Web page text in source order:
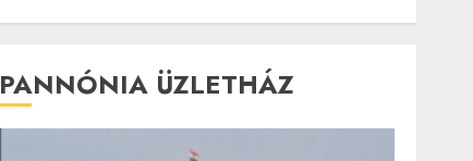
PANNÓNIA ÜZLETHÁZ